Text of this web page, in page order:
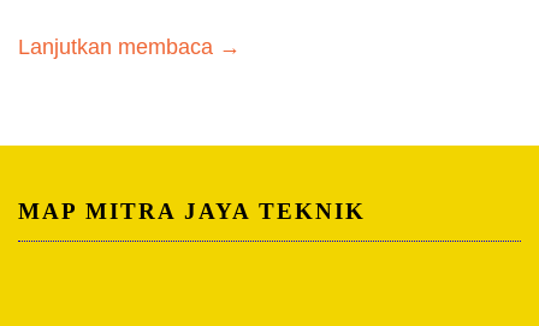
Lanjutkan membaca →
MAP MITRA JAYA TEKNIK